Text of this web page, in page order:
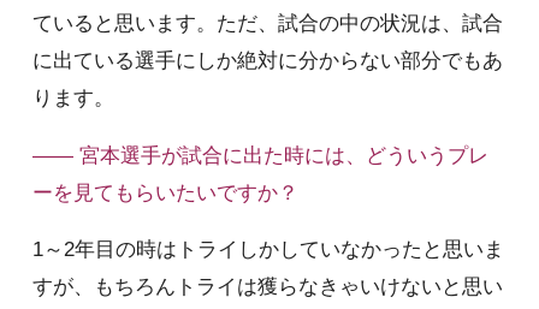
ていると思います。ただ、試合の中の状況は、試合
に出ている選手にしか絶対に分からない部分でもあ
ります。
—— 宮本選手が試合に出た時には、どういうプレ
ーを見てもらいたいですか？
1～2年目の時はトライしかしていなかったと思いま
すが、もちろんトライは獲らなきゃいけないと思い